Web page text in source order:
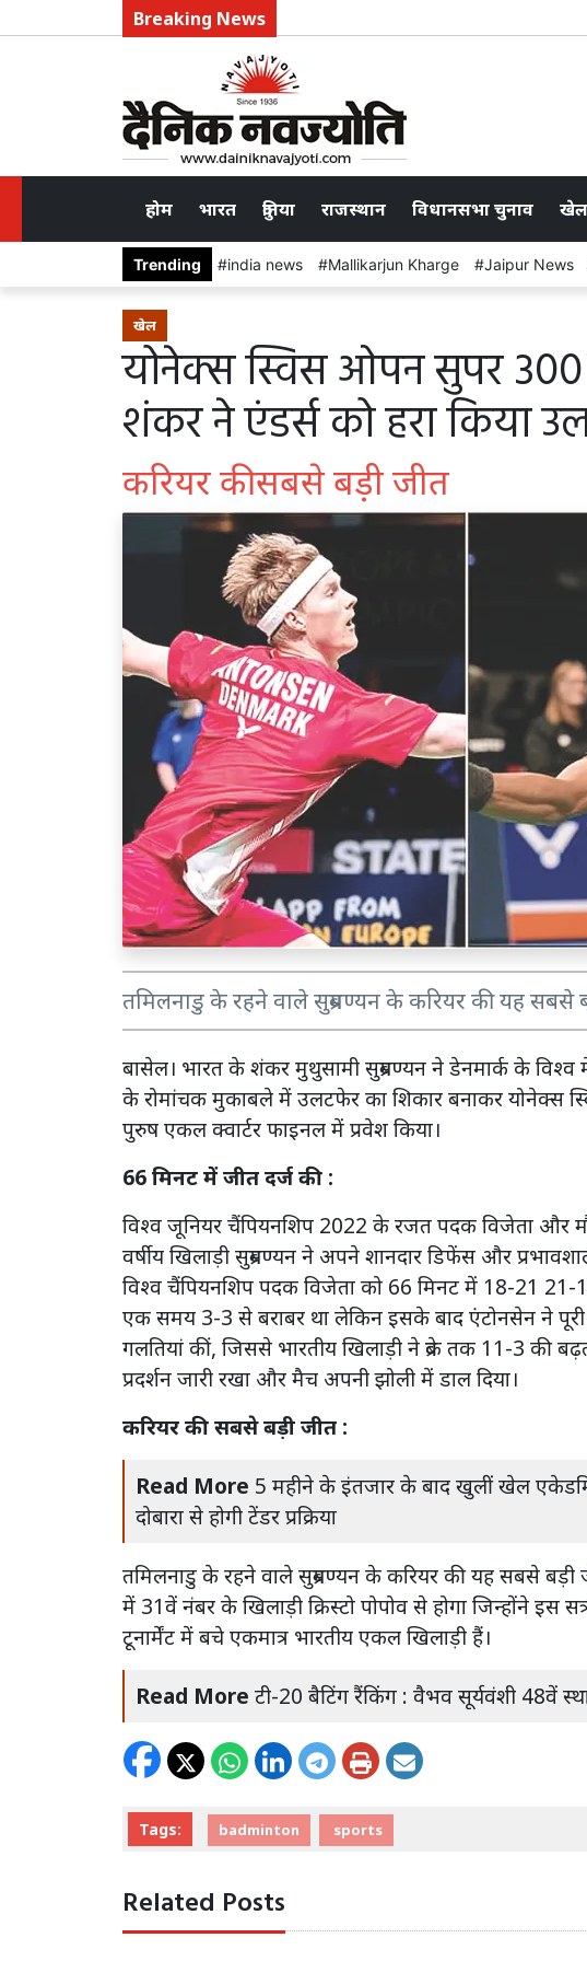
Breaking News
होम भारत दुनिया राजस्थान विधानसभा चुनाव खेल
Trending india news Mallikarjun Kharge Jaipur News
खेल
योनेक्स स्विस ओपन सुपर 300
शंकर ने एंडर्स को हरा किया
करियर की सबसे बड़ी जीत
तमिलनाडु के रहने वाले सुब्रमण्यन के करियर की यह सबसे
बासेल। भारत के शंकर मुथुसामी सुब्रमण्यन ने डेनमार्क के विश्व
के रोमांचक मुकाबले में उलटफेर का शिकार बनाकर योनेक्स
पुरुष एकल क्वार्टर फाइनल में प्रवेश किया।
66 मिनट में जीत दर्ज की :
विश्व जूनियर चैंपियनशिप 2022 के रजत पदक विजेता और
वर्षीय खिलाड़ी सुब्रमण्यन ने अपने शानदार डिफेंस और
विश्व चैंपियनशिप पदक विजेता को 66 मिनट में 18-21
एक समय 3-3 से बराबर था लेकिन इसके बाद एंटोनसेन ने पूरी
गलतियां कीं, जिससे भारतीय खिलाड़ी ने ब्रेक तक 11-3 की
प्रदर्शन जारी रखा और मैच अपनी झोली में डाल दिया।
करियर की सबसे बड़ी जीत :
Read More 5 महीने के इंतजार के बाद खुलीं खेल
दोबारा से होगी टेंडर प्रक्रिया
तमिलनाडु के रहने वाले सुब्रमण्यन के करियर की यह सबसे
में 31वें नंबर के खिलाड़ी क्रिस्टो पोपोव से होगा जिन्होंने इस
टूनार्मेंट में बचे एकमात्र भारतीय एकल खिलाड़ी हैं।
Read More टी-20 बैटिंग रैंकिंग : वैभव सूर्यवंशी 48वें
Tags: badminton sports
Related Posts